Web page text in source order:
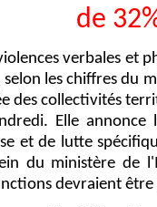
de
verbales et
les chiffres du
des collectivités
Elle
et de lutte
du ministère de
devraient